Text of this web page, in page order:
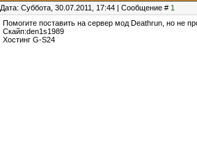
Дата: Суббота, 30.07.2011, 17:44 | Сообщение # 1
Помогите поставить на сервер мод Deathrun, но не
Скайп:den1s1989
Хостинг G-S24